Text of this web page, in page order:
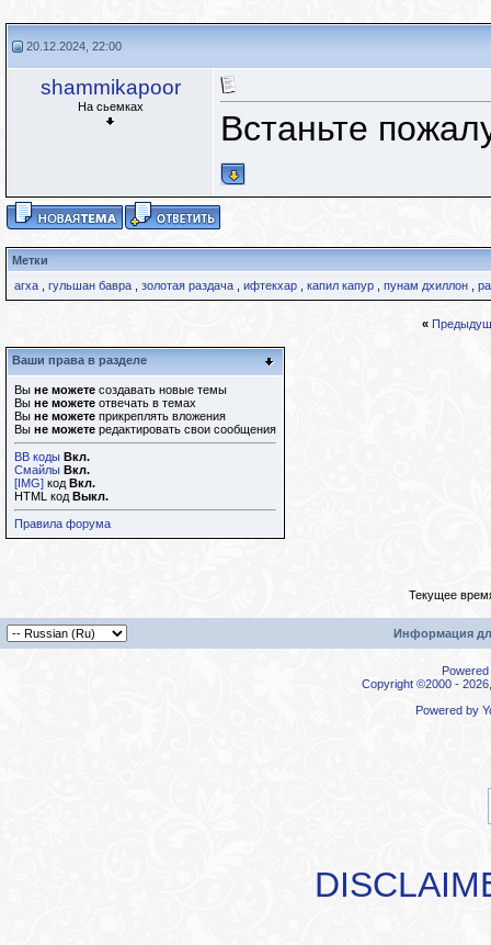
20.12.2024, 22:00
shammikapoor
На сьемках
Встаньте
Метки
агха
гульшан бавра золотая раздача ифтекхар капил капур пунам дхиллон
«
Ваши права в разделе
Вы не можете создавать новые темы
Вы не можете отвечать в темах
Вы не можете прикреплять вложения
Вы не можете редактировать свои сообщения
BB коды Вкл.
Смайлы Вкл.
[IMG] код Вкл.
HTML код Выкл.
Правила форума
Текущее
Информация
Copyright ©2000 -
Powered by